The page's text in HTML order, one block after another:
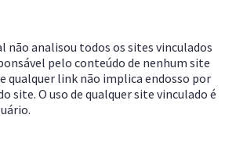
não analisou todos os sites vinculados
pelo conteúdo de nenhum site
qualquer link não implica endosso por
site. O uso de qualquer site vinculado é